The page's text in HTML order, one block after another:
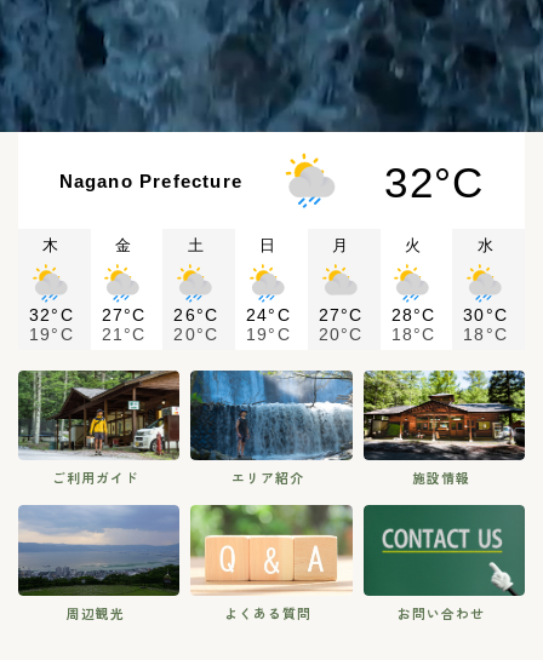
Nagano Prefecture 32°C
木
32°C
19°C
金
27°C
21°C
土
26°C
20°C
日
24°C
19°C
月
27°C
20°C
火
28°C
18°C
水
30°C
18°C
ご利用ガイド エリア紹介 施設情報
周辺観光 よくある質問 お問い合わせ